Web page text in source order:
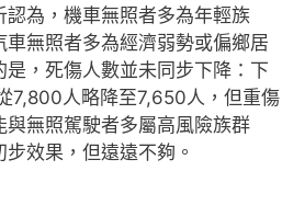
為，機車無照者多為年輕族
無照者多為經濟弱勢或偏鄉居
，死傷人數並未同步下降：下
7,800人略降至7,650人，但重傷
無照駕駛者多屬高風險族群
效果，但遠遠不夠。